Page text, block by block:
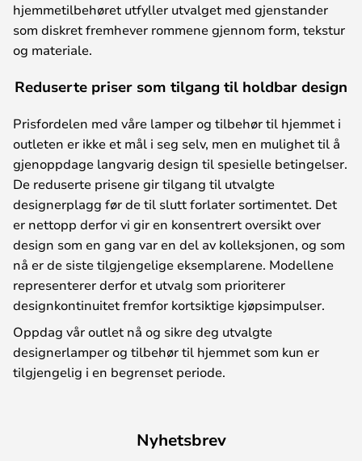
hjemmetilbehøret utfyller utvalget med gjenstander
som diskret fremhever rommene gjennom form, tekstur
og materiale.
Reduserte priser som tilgang til holdbar design
Prisfordelen med våre lamper og tilbehør til hjemmet i
outleten er ikke et mål i seg selv, men en mulighet til å
gjenoppdage langvarig design til spesielle betingelser.
De reduserte prisene gir tilgang til utvalgte
designerplagg før de til slutt forlater sortimentet. Det
er nettopp derfor vi gir en konsentrert oversikt over
design som en gang var en del av kolleksjonen, og som
nå er de siste tilgjengelige eksemplarene. Modellene
representerer derfor et utvalg som prioriterer
designkontinuitet fremfor kortsiktige kjøpsimpulser.
Oppdag vår outlet nå og sikre deg utvalgte
designerlamper og tilbehør til hjemmet som kun er
tilgjengelig i en begrenset periode.
Nyhetsbrev